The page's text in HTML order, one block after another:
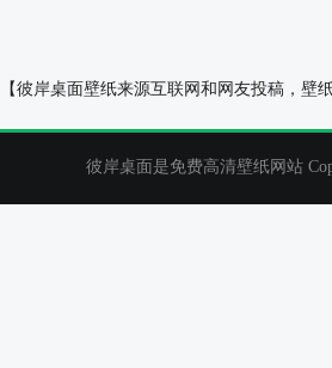
【彼岸桌面壁纸来源互联网和网友投稿，
彼岸桌面是免费高清壁纸网站